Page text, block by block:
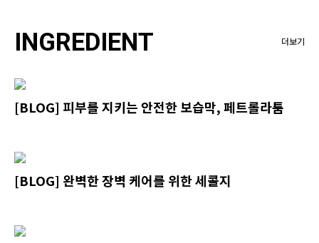
INGREDIENT 더보기
[BLOG] 피부를 지키는 안전한 보습막, 페트롤라툼
[BLOG] 완벽한 장벽 케어를 위한 세콜지